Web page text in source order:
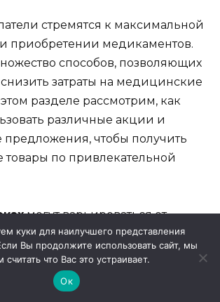
стремятся к максимальной
приобретении медикаментов.
способов, позволяющих
затраты на медицинские
разделе рассмотрим, как
различные акции и
чтобы получить
по привлекательной
могут варьироваться от
до постоянных программ
аптечные сети предлагают
товары в течение
времени, что позволяет хорошо
куки для наилучшего представления
Вы продолжите использовать сайт, мы
считать что Вас это устраивает.
Ок